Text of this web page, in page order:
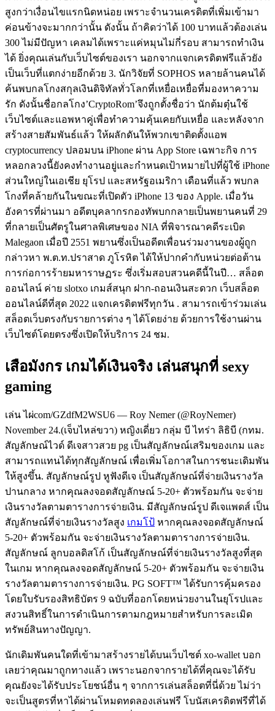
สูงกว่าเงื่อนไขแรกนิดหน่อย เพราะจำนวนเครดิตที่เพิ่มเข้ามา
ค่อนข้างจะมากกว่านั้น ดังนั้น ถ้าคิดว่าได้ 100 บาทแล้วต้องเล่น
300 ไม่มีปัญหา เคลมได้เพราะแค่หมุนไม่กี่รอบ สามารถทำเงิน
ได้ ยิ่งคุณเล่นกับเว็บไซต์ของเรา นอกจากแจกเครดิตฟรีแล้วยัง
เป็นเว็บที่แตกง่ายอีกด้วย 3. นักวิจัยที่ SOPHOS หลายล้านคนได้
ค้นพบกลโกงสกุลเงินดิจิทัลทั่วโลกที่เหยื่อเหยื่อที่มองหาความ
รัก ดังนั้นชื่อกลโกง’CryptoRom’จึงถูกตั้งชื่อว่า นักต้มตุ๋นใช้
เว็บไซต์และแอพหาคู่เพื่อทำความคุ้นเคยกับเหยื่อ และหลังจาก
สร้างสายสัมพันธ์แล้ว ให้ผลักดันให้พวกเขาติดตั้งแอพ
cryptocurrency ปลอมบน iPhone ผ่าน App Store เฉพาะกิจ การ
หลอกลวงนี้ยังคงทำงานอยู่และกำหนดเป้าหมายไปที่ผู้ใช้ iPhone
ส่วนใหญ่ในเอเชีย ยุโรป และสหรัฐอเมริกา เดือนที่แล้ว พบกล
โกงที่คล้ายกันในขณะที่เปิดตัว iPhone 13 ของ Apple. เมื่อวัน
อังคารที่ผ่านมา อดีตบุคลากรกองทัพบกกลายเป็นพยานคนที่ 29
ที่กลายเป็นศัตรูในศาลพิเศษของ NIA ที่พิจารณาคดีระเบิด
Malegaon เมื่อปี 2551 พยานซึ่งเป็นอดีตเพื่อนร่วมงานของผู้ถูก
กล่าวหา พ.ต.ท.ปราสาด ภูโรหิต ได้ให้ปากคำกับหน่วยต่อต้าน
การก่อการร้ายมหาราษฏระ ซึ่งเริ่มสอบสวนคดีนี้ในปี… สล็อต
ออนไลน์ ค่าย slotxo เกมส์สนุก ฝาก-ถอนเงินสะดวก เว็บสล็อต
ออนไลน์ดีที่สุด 2022 แจกเครดิตฟรีทุกวัน . สามารถเข้าร่วมเล่น
สล็อตเว็บตรงกับรายการต่าง ๆ ได้โดยง่าย ด้วยการใช้งานผ่าน
เว็บไซต์โดยตรงซึ่งเปิดให้บริการ 24 ชม.
เสือมังกร เกมได้เงินจริง เล่นสนุกที่ sexy
gaming
เล่น ไผ่com/GZdfM2WSU6 — Roy Nemer (@RoyNemer)
November 24.(เจ็บไหล่ขวา) หญิงเดี่ยว กลุ่ม บี ไทร่า ลิธิบี (กทม.
สัญลักษณ์ไวด์ ดีเจสาวสวย pg เป็นสัญลักษณ์เสริมของเกม และ
สามารถแทนได้ทุกสัญลักษณ์ เพื่อเพิ่มโอกาสในการชนะเดิมพัน
ให้สูงขึ้น. สัญลักษณ์รูป หูฟังดีเจ เป็นสัญลักษณ์ที่จ่ายเงินรางวัล
ปานกลาง หากคุณลงจอดสัญลักษณ์ 5-20+ ตัวพร้อมกัน จะจ่าย
เงินรางวัลตามตารางการจ่ายเงิน. มีสัญลักษณ์รูป ดีเจแพดส์ เป็น
สัญลักษณ์ที่จ่ายเงินรางวัลสูง เกมโป้ หากคุณลงจอดสัญลักษณ์
5-20+ ตัวพร้อมกัน จะจ่ายเงินรางวัลตามตารางการจ่ายเงิน.
สัญลักษณ์ ลูกบอลดิสโก้ เป็นสัญลักษณ์ที่จ่ายเงินรางวัลสูงที่สุด
ในเกม หากคุณลงจอดสัญลักษณ์ 5-20+ ตัวพร้อมกัน จะจ่ายเงิน
รางวัลตามตารางการจ่ายเงิน. PG SOFT™ ได้รับการคุ้มครอง
โดยใบรับรองสิทธิบัตร 9 ฉบับที่ออกโดยหน่วยงานในยุโรปและ
สงวนสิทธิ์ในการดำเนินการตามกฎหมายสำหรับการละเมิด
ทรัพย์สินทางปัญญา.
นักเดิมพันคนใดที่เข้ามาสร้างรายได้บนเว็บไซต์ xo-wallet บอก
เลยว่าคุณมาถูกทางแล้ว เพราะนอกจากรายได้ที่คุณจะได้รับ
คุณยังจะได้รับประโยชน์อื่น ๆ จากการเล่นสล็อตที่นี่ด้วย ไม่ว่า
จะเป็นสูตรที่หาได้ผ่านโหมดทดลองเล่นฟรี โบนัสเครดิตฟรีที่ได้